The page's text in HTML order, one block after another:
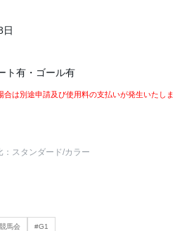
日
ト有・ゴール有
は別途申請及び使用料の支払いが発生いたしま
：スタンダード/カラー
馬会 #G1